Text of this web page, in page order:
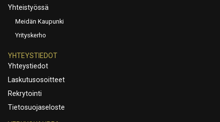
Yhteistyössä
Meidän Kaupunki
Yrityskerho
YHTEYSTIEDOT
Yhteystiedot
Laskutusosoitteet
Rekrytointi
Tietosuojaseloste